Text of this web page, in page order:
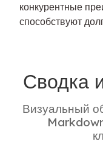
конкурентные
способствуют
Сводка
Визуальный